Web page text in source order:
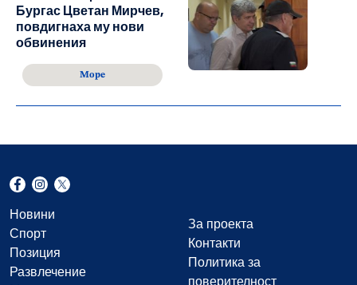
Бургас Цветан Мирчев,
повдигнаха му нови
обвинения
Море
Новини
Спорт
Позиция
Развлечение
За проекта
Контакти
Политика за